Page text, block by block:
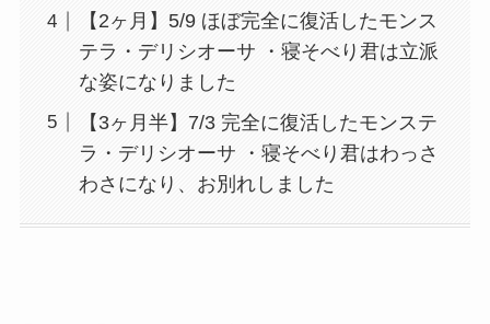
【2ヶ月】5/9 ほぼ完全に復活したモンス
テラ・デリシオーサ ・寝そべり君は立派
な姿になりました
【3ヶ月半】7/3 完全に復活したモンステ
ラ・デリシオーサ ・寝そべり君はわっさ
わさになり、お別れしました